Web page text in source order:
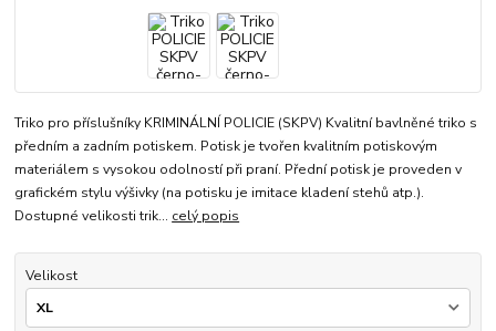
Triko pro příslušníky KRIMINÁLNÍ POLICIE (SKPV) Kvalitní bavlněné triko s
předním a zadním potiskem. Potisk je tvořen kvalitním potiskovým
materiálem s vysokou odolností při praní. Přední potisk je proveden v
grafickém stylu výšivky (na potisku je imitace kladení stehů atp.).
Dostupné velikosti trik... celý popis
Velikost